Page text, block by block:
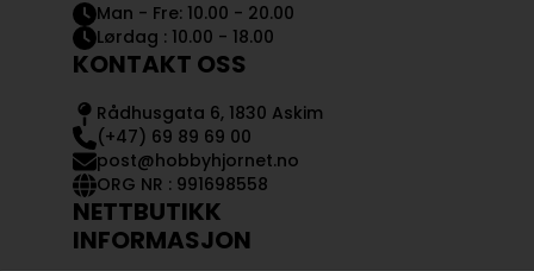
Man - Fre: 10.00 - 20.00
Lørdag : 10.00 - 18.00
KONTAKT OSS
Rådhusgata 6, 1830 Askim
(+47) 69 89 69 00
post@hobbyhjornet.no
ORG NR : 991698558
NETTBUTIKK
INFORMASJON